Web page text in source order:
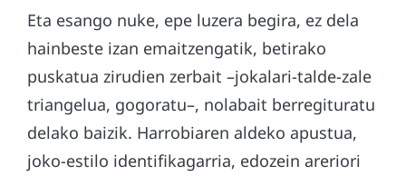
Eta esango nuke, epe luzera begira, ez dela
hainbeste izan emaitzengatik, betirako
puskatua zirudien zerbait –jokalari-talde-zale
triangelua, gogoratu–, nolabait berregituratu
delako baizik. Harrobiaren aldeko apustua,
joko-estilo identifikagarria, edozein areriori